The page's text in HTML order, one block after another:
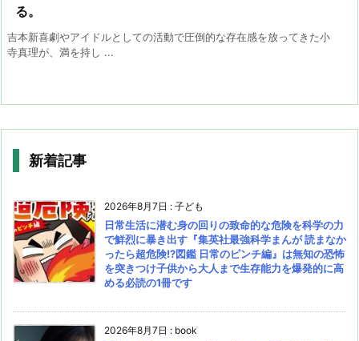
る。
吉本新喜劇やアイドルとしての活動で圧倒的な存在感を放ってきた小
寺真理が、満を持し ...
新着記事
2026年8月7日 : 子ども
日常生活に潜む身の回りの致命的な危険を科学の力
で鮮烈に暴き出す『集英社最強科学まんが 読まなか
ったら超危険!?図鑑 日常のピンチ編』は無知の恐怖
を突きつけ子供から大人まで生存能力を爆発的に高
める必読の1冊です
2026年8月7日 : book